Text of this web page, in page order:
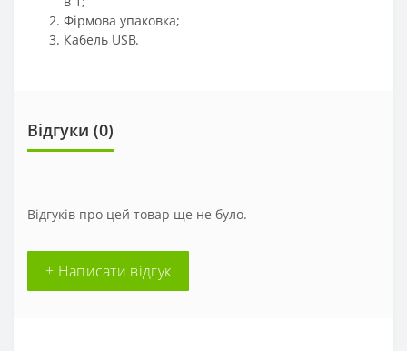
Фірмова упаковка;
Кабель USB.
Відгуки (0)
Відгуків про цей товар ще не було.
+ Написати відгук